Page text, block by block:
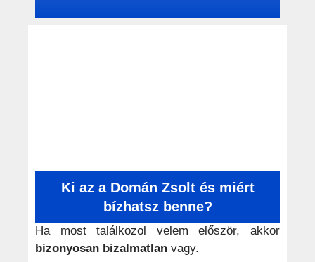
Ki az a Domán Zsolt és miért
bízhatsz benne?
Ha most találkozol velem először, akkor
bizonyosan bizalmatlan vagy.